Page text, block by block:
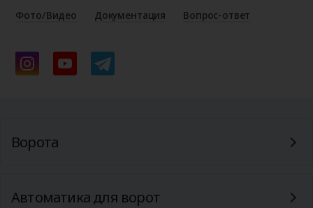
Фото/Видео
Документация Вопрос-ответ
Ворота
Автоматика для ворот